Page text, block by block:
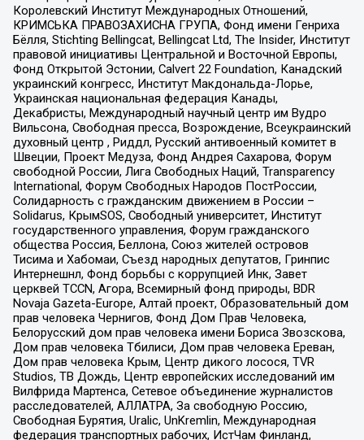
Королевский Институт Международных Отношений,
КРИМСЬКА ПРАВОЗАХИСНА ГРУПА, Фонд имени Генриха
Бёлля, Stichting Bellingcat, Bellingcat Ltd, The Insider, Институт
правовой инициативы Центральной и Восточной Европы,
Фонд Открытой Эстонии, Calvert 22 Foundation, Канадский
украинский конгресс, Институт Макдональда-Лорье,
Украинская национальная федерация Канады,
Декабристы, Международный научный центр им Вудро
Вильсона, Свободная пресса, Возрождение, Всеукраинский
духовный центр , Риддл, Русский антивоенный комитет в
Швеции, Проект Медуза, Фонд Андрея Сахарова, Форум
свободной России, Лига Свободных Наций, Transparеncy
International, Форум Свободных Народов ПостРоссии,
Солидарность с гражданским движением в России –
Solidarus, КрымSOS, Свободный университет, Институт
государственного управления, Форум гражданского
общества Россия, Беллона, Союз жителей островов
Тисима и Хабомаи, Съезд народных депутатов, Гринпис
Интернешнл, Фонд борьбы с коррупцией Инк, Завет
церквей TCCN, Агора, Всемирный фонд природы, BDR
Novaja Gazeta-Europe, Алтай проект, Образовательный дом
прав человека Чернигов, Фонд Дом Прав Человека,
Белорусский дом прав человека имени Бориса Звозскова,
Дом прав человека Тбилиси, Дом прав человека Ереван,
Дом прав человека Крым, Центр дикого лосося, TVR
Studios, ТВ Дождь, Центр европейских исследований им
Вилфрида Мартенса, Сетевое объединение журналистов
расследователей, АЛЛАТРА, За свободную Россию,
Свободная Бурятия, Uralic, UnKremlin, Международная
федерация транспортных рабочих, ИстЧам Финланд,